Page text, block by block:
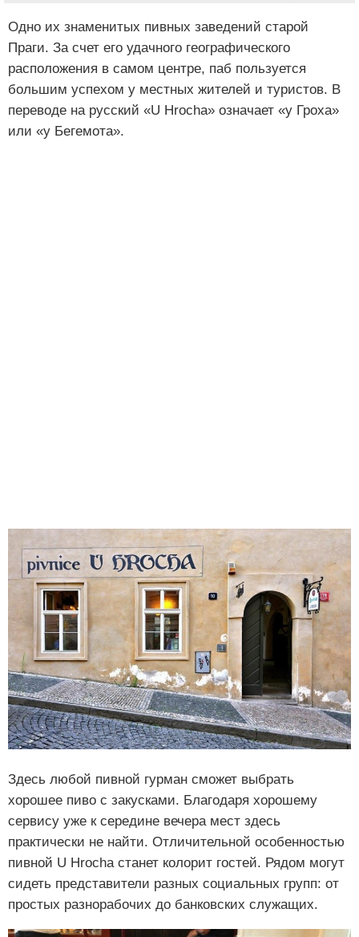
Одно их знаменитых пивных заведений старой
Праги. За счет его удачного географического
расположения в самом центре, паб пользуется
большим успехом у местных жителей и туристов. В
переводе на русский «U Hrocha» означает «у Гроха»
или «у Бегемота».
Здесь любой пивной гурман сможет выбрать
хорошее пиво с закусками. Благодаря хорошему
сервису уже к середине вечера мест здесь
практически не найти. Отличительной особенностью
пивной U Hrocha станет колорит гостей. Рядом могут
сидеть представители разных социальных групп: от
простых разнорабочих до банковских служащих.